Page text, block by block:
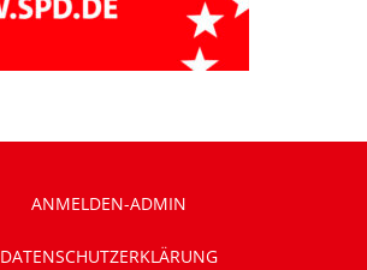
ANMELDEN-ADMIN
DATENSCHUTZERKLÄRUNG